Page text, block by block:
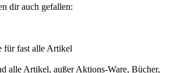
dir auch gefallen:
für fast alle Artikel
alle Artikel, außer Aktions-Ware, Bücher,